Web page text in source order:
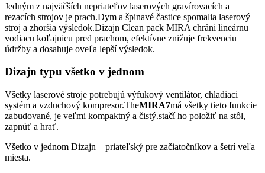
Jedným z najväčších nepriateľov laserových gravírovacích a
rezacích strojov je prach.Dym a špinavé častice spomalia laserový
stroj a zhoršia výsledok.Dizajn Clean pack MIRA chráni lineárnu
vodiacu koľajnicu pred prachom, efektívne znižuje frekvenciu
údržby a dosahuje oveľa lepší výsledok.
Dizajn typu všetko v jednom
Všetky laserové stroje potrebujú výfukový ventilátor, chladiaci
systém a vzduchový kompresor.TheMIRA7má všetky tieto funkcie
zabudované, je veľmi kompaktný a čistý.stačí ho položiť na stôl,
zapnúť a hrať.
Všetko v jednom Dizajn – priateľský pre začiatočníkov a šetrí veľa
miesta.